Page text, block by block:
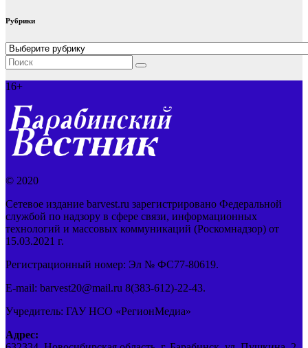
Рубрики
Рубрики
16+
© 2020
Сетевое издание barvest.ru зарегистрировано Федеральной
службой по надзору в сфере связи, информационных
технологий и массовых коммуникаций (Роскомнадзор) от
15.03.2021 г.
Регистрационный номер: Эл № ФС77-80619.
E-mail: barvest20@mail.ru 8(383-612)-22-43.
Учредитель: ГАУ НСО «РегионМедиа»
Адрес: